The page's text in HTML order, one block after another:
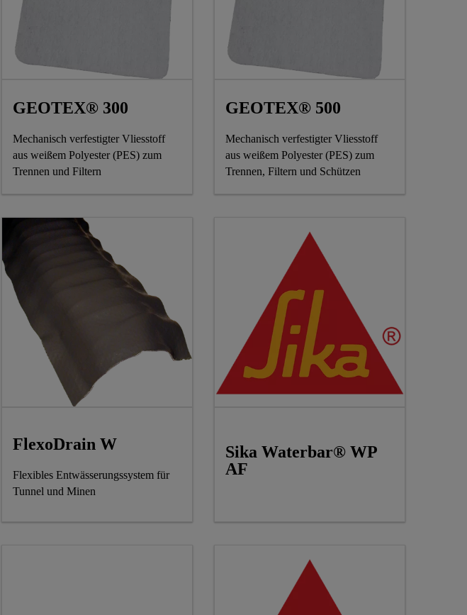
GEOTEX® 300
Mechanisch verfestigter Vliesstoff
aus weißem Polyester (PES) zum
Trennen und Filtern
GEOTEX® 500
Mechanisch verfestigter Vliesstoff
aus weißem Polyester (PES) zum
Trennen, Filtern und Schützen
FlexoDrain W
Flexibles Entwässerungssystem für
Tunnel und Minen
Sika Waterbar® WP
AF